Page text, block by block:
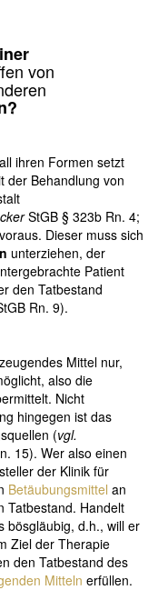
von
ihren Formen setzt
der Behandlung von
StGB § 323b Rn. 4;
Dieser muss sich
unterziehen, der
Patient
den Tatbestand
Rn. 9).
Mittel nur,
also die
Nicht
hingegen ist das
(vgl.
15). Wer also einen
der Klinik für
Betäubungsmittel an
Tatbestand. Handelt
bösgläubig, d.h., will er
Ziel der Therapie
den Tatbestand des
Mitteln erfüllen.